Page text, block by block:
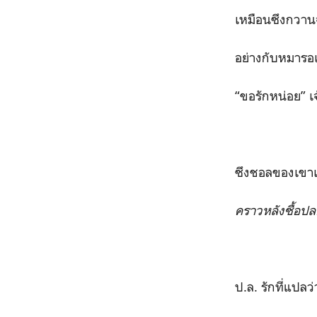
เหมือนซึงกวานจ
อย่างกับหมารอ
“ขอรักหน่อย” เจ้
ซึงชอลของเขาเ
คราวหลังซื้อป
ป.ล. รักที่แปลว่